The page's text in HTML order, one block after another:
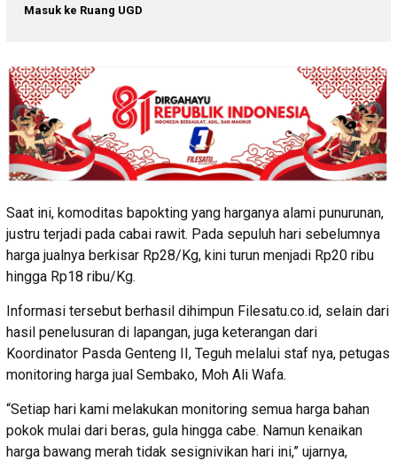
Masuk ke Ruang UGD
Saat ini, komoditas bapokting yang harganya alami punurunan,
justru terjadi pada cabai rawit. Pada sepuluh hari sebelumnya
harga jualnya berkisar Rp28/Kg, kini turun menjadi Rp20 ribu
hingga Rp18 ribu/Kg.
Informasi tersebut berhasil dihimpun Filesatu.co.id, selain dari
hasil penelusuran di lapangan, juga keterangan dari
Koordinator Pasda Genteng II, Teguh melalui staf nya, petugas
monitoring harga jual Sembako, Moh Ali Wafa.
“Setiap hari kami melakukan monitoring semua harga bahan
pokok mulai dari beras, gula hingga cabe. Namun kenaikan
harga bawang merah tidak sesignivikan hari ini,” ujarnya,